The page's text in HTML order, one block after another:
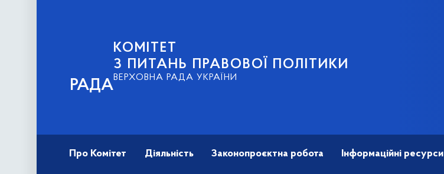
РАДА
КОМІТЕТ
З ПИТАНЬ ПРАВОВОЇ ПОЛІТИКИ
ВЕРХОВНА РАДА УКРАЇНИ
Про Комітет Діяльність Законопроєктна робота Інформаційні ресурси